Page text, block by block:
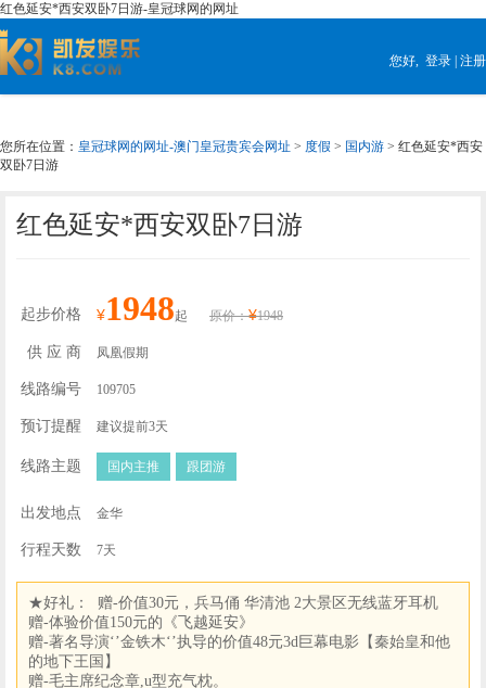
红色延安*西安双卧7日游-皇冠球网的网址
您好, 登录 注册
您所在位置： 皇冠球网的网址-澳门皇冠贵宾会网址 > 度假 > 国内游 > 红色延安*西安
双卧7日游
红色延安*西安双卧7日游
起步价格 ¥1948起 原价：¥1948
供 应 商 凤凰假期
线路编号 109705
预订提醒 建议提前3天
线路主题 国内主推 跟团游
出发地点 金华
行程天数 7天
★好礼： 赠-价值30元，兵马俑 华清池 2大景区无线蓝牙耳机
赠-体验价值150元的《飞越延安》
赠-著名导演‘’金铁木‘’执导的价值48元3d巨幕电影【秦始皇和他
的地下王国】
赠-毛主席纪念章,u型充气枕。